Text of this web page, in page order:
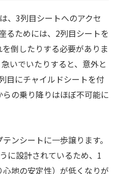
、3列目シートへのアクセ
るためには、2列目シートを
倒したりする必要がありま
いでいたりすると、意外と
目にチャイルドシートを付
の乗り降りはほぼ不可能に
ンシートに一歩譲ります。
に設計されているため、1
地の安定性）が低くなりが